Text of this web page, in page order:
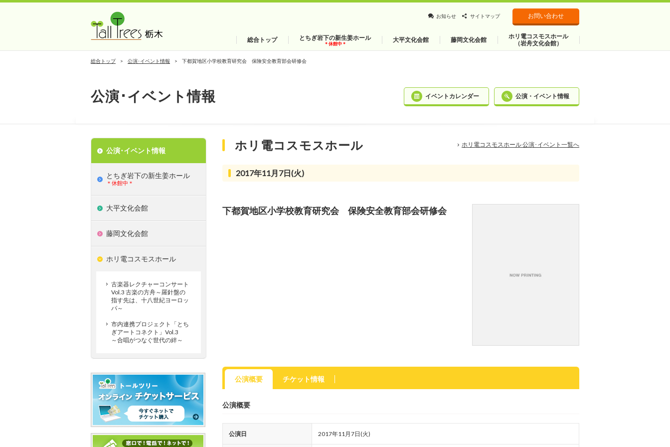
総合トップ とちぎ岩下の新生姜ホール
＊休館中＊ 大平文化会館 藤岡文化会館
ホリ電コスモスホール
（岩舟文化会館）
お知らせ サイトマップ お問い合わせ
総合トップ 公演･イベント情報 下都賀地区小学校教育研究会 保険安全教育部会研修会
公演･イベント情報 イベントカレンダー 公演・イベント情報
ホリ電コスモスホール ホリ電コスモスホール 公演･イベント一覧へ
2017年11月7日(火)
下都賀地区小学校教育研究会 保険安全教育部会研修会
公演概要 チケット情報
公演概要
公演日 2017年11月7日(火)
公演･イベント情報
とちぎ岩下の新⽣姜ホール
＊休館中＊
大平文化会館
藤岡文化会館
ホリ電コスモスホール
古楽器レクチャーコンサート
Vol.3 古楽の方舟～羅針盤の
指す先は、十八世紀ヨーロッ
パ～
市内連携プロジェクト「とち
ぎアートコネクト」Vol.3
～合唱がつなぐ世代の絆～